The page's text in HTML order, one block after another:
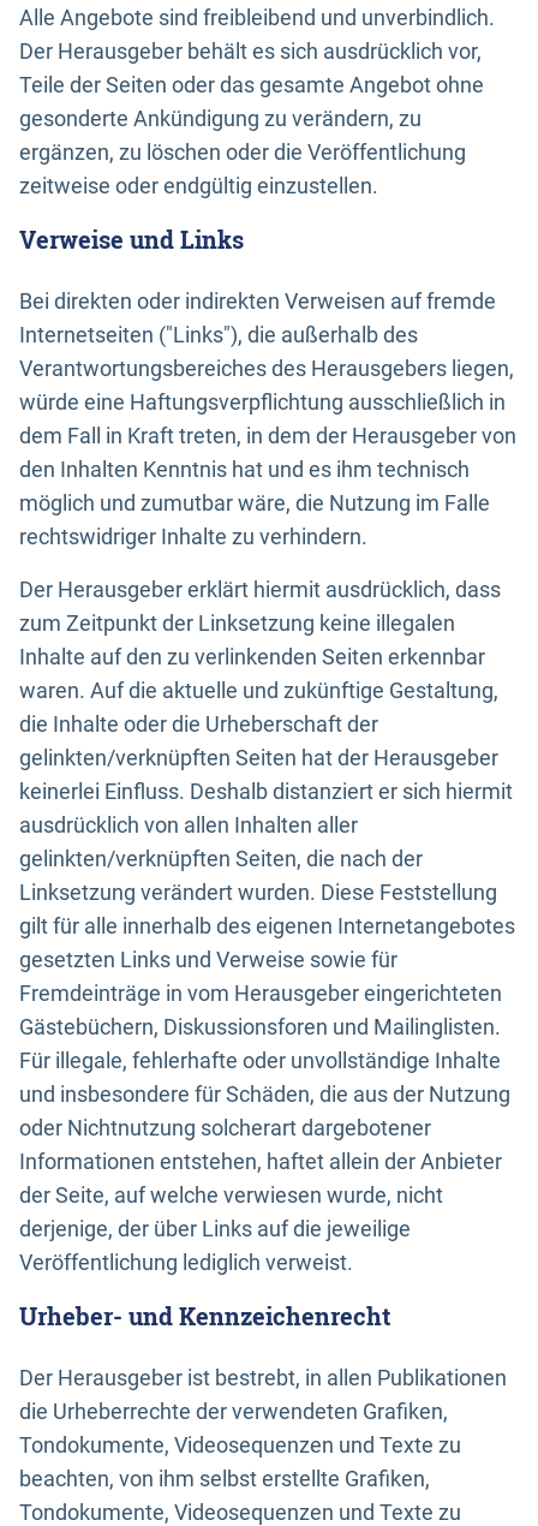
Alle Angebote sind freibleibend und unverbindlich.
Der Herausgeber behält es sich ausdrücklich vor,
Teile der Seiten oder das gesamte Angebot ohne
gesonderte Ankündigung zu verändern, zu
ergänzen, zu löschen oder die Veröffentlichung
zeitweise oder endgültig einzustellen.
Verweise und Links
Bei direkten oder indirekten Verweisen auf fremde
Internetseiten ("Links"), die außerhalb des
Verantwortungsbereiches des Herausgebers liegen,
würde eine Haftungsverpflichtung ausschließlich in
dem Fall in Kraft treten, in dem der Herausgeber von
den Inhalten Kenntnis hat und es ihm technisch
möglich und zumutbar wäre, die Nutzung im Falle
rechtswidriger Inhalte zu verhindern.
Der Herausgeber erklärt hiermit ausdrücklich, dass
zum Zeitpunkt der Linksetzung keine illegalen
Inhalte auf den zu verlinkenden Seiten erkennbar
waren. Auf die aktuelle und zukünftige Gestaltung,
die Inhalte oder die Urheberschaft der
gelinkten/verknüpften Seiten hat der Herausgeber
keinerlei Einfluss. Deshalb distanziert er sich hiermit
ausdrücklich von allen Inhalten aller
gelinkten/verknüpften Seiten, die nach der
Linksetzung verändert wurden. Diese Feststellung
gilt für alle innerhalb des eigenen Internetangebotes
gesetzten Links und Verweise sowie für
Fremdeinträge in vom Herausgeber eingerichteten
Gästebüchern, Diskussionsforen und Mailinglisten.
Für illegale, fehlerhafte oder unvollständige Inhalte
und insbesondere für Schäden, die aus der Nutzung
oder Nichtnutzung solcherart dargebotener
Informationen entstehen, haftet allein der Anbieter
der Seite, auf welche verwiesen wurde, nicht
derjenige, der über Links auf die jeweilige
Veröffentlichung lediglich verweist.
Urheber- und Kennzeichenrecht
Der Herausgeber ist bestrebt, in allen Publikationen
die Urheberrechte der verwendeten Grafiken,
Tondokumente, Videosequenzen und Texte zu
beachten, von ihm selbst erstellte Grafiken,
Tondokumente, Videosequenzen und Texte zu